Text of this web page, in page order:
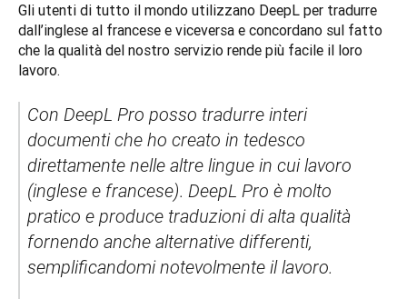
Gli utenti di tutto il mondo utilizzano DeepL per tradurre
dall’inglese al francese e viceversa e concordano sul fatto
che la qualità del nostro servizio rende più facile il loro
lavoro.
Con DeepL Pro posso tradurre interi
documenti che ho creato in tedesco
direttamente nelle altre lingue in cui lavoro
(inglese e francese). DeepL Pro è molto
pratico e produce traduzioni di alta qualità
fornendo anche alternative differenti,
semplificandomi notevolmente il lavoro.